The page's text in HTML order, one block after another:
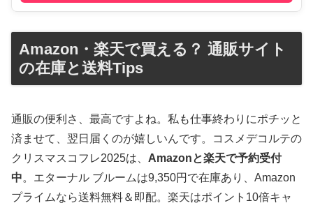
Amazon・楽天で買える？ 通販サイト
の在庫と送料Tips
通販の便利さ、最高ですよね。私も仕事終わりにポチッと
済ませて、翌日届くのが嬉しいんです。コスメデコルテの
クリスマスコフレ2025は、 Amazonと楽天で予約受付
中。エターナル ブルームは9,350円で在庫あり、Amazon
プライムなら送料無料＆即配。楽天はポイント10倍キャ